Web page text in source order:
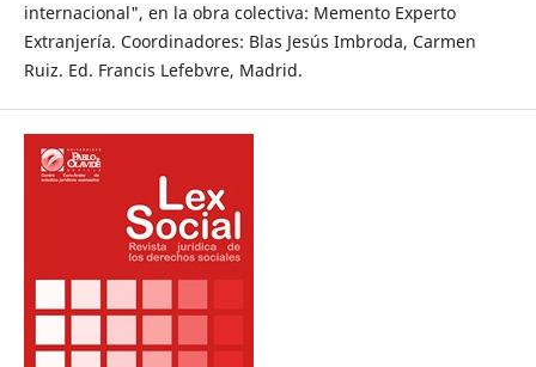
internacional", en la obra colectiva: Memento Experto
Extranjería. Coordinadores: Blas Jesús Imbroda, Carmen
Ruiz. Ed. Francis Lefebvre, Madrid.